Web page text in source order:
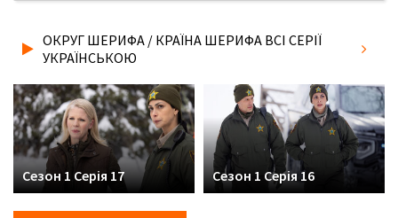
боргом і близькими. У цьому місті кожна нова справа стає
випробуванням не тільки для професіоналізму шерифа,
друзям, де Ви дивились нову 4 серію серіалу Округ шерифа
/ Країна шерифа українською мовою, у хорошій hd якості
та з українськими субтитрами!
ОКРУГ ШЕРИФА / КРАЇНА ШЕРИФА ВСІ СЕРІЇ
УКРАЇНСЬКОЮ
Сезон 1 Серія 17 Сезон 1 Серія 16